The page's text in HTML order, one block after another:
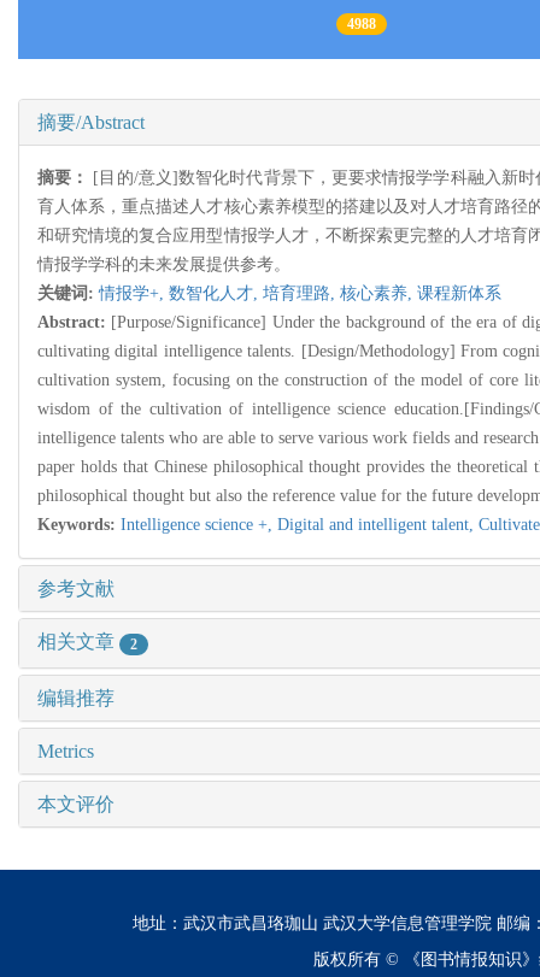
4988
摘要/Abstract
摘要：
[目的/意义]数智化时代背景下，更要求情报学学科融入新
育人体系，重点描述人才核心素养模型的搭建以及对人才培育路
和研究情境的复合应用型情报学人才，不断探索更完整的人才培
情报学学科的未来发展提供参考。
关键词:情报学+, 数智化人才, 培育理路, 核心素养, 课程新体系
Abstract: [Purpose/Significance] Under the background of the era of
cultivating digital intelligence talents. [Design/Methodology] From
cultivation system, focusing on the construction of the model of core
wisdom of the cultivation of intelligence science
intelligence talents who are able to serve various work fields and
paper holds that Chinese philosophical thought provides the
philosophical thought but also the reference value for the future
Keywords: Intelligence science +, Digital and intelligent talent,
参考文献
相关文章 2
编辑推荐
Metrics
本文评价
地址：武汉市武昌珞珈山 武汉大学信息管理学院 邮编
版权所有 ©
《图书情报知识